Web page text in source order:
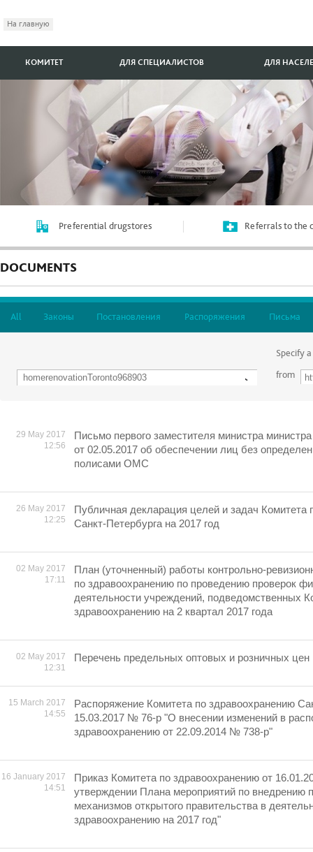
На главную
КОМИТЕТ ДЛЯ СПЕЦИАЛИСТОВ ДЛЯ
Preferential drugstores Referrals to the
DOCUMENTS
All Законы Постановления Распоряжения Письма
Specify
from
29 May 2017
12:56
Письмо первого заместителя министра
от 02.05.2017 об обеспечении лиц без
полисами ОМС
26 May 2017
12:25
Публичная декларация целей и задач Комитета
Санкт-Петербурга на 2017 год
02 May 2017
17:11
План (уточненный) работы контрольно-
по здравоохранению по проведению проверок
деятельности учреждений, подведомственных
здравоохранению на 2 квартал 2017 года
02 May 2017
12:31
Перечень предельных оптовых и розничных цен
15 March 2017
14:55
Распоряжение Комитета по здравоохранению
15.03.2017 № 76-р "О внесении изменений в
здравоохранению от 22.09.2014 № 738-р"
16 January 2017
14:51
Приказ Комитета по здравоохранению от
утверждении Плана мероприятий по внедрению
механизмов открытого правительства в
здравоохранению на 2017 год"